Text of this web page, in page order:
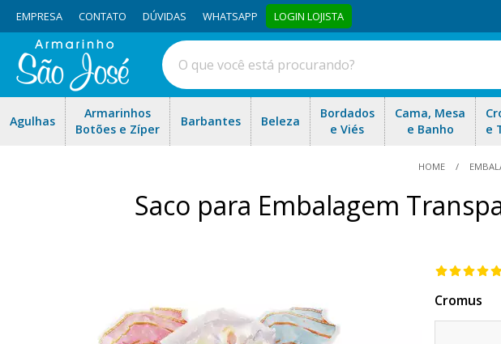
EMPRESA CONTATO DÚVIDAS WHATSAPP LOGIN LOJISTA
Agulhas
Armarinhos
Botões e Zíper
Barbantes Beleza
Bordados
e Viés
Cama, Mesa
e Banho
e
HOME
Saco para Embalagem
Cromus